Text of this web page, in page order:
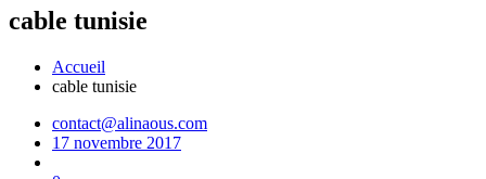
cable tunisie
Accueil
cable tunisie
contact@alinaous.com
17 novembre 2017